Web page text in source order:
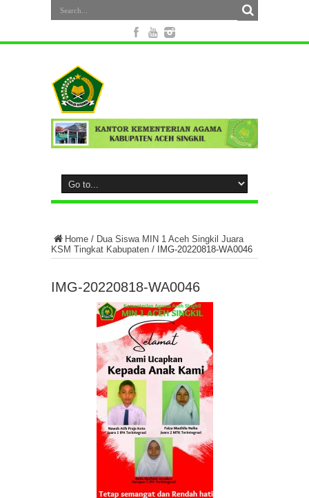
Home / Dua Siswa MIN 1 Aceh Singkil Juara
KSM Tingkat Kabupaten / IMG-20220818-WA0046
IMG-20220818-WA0046